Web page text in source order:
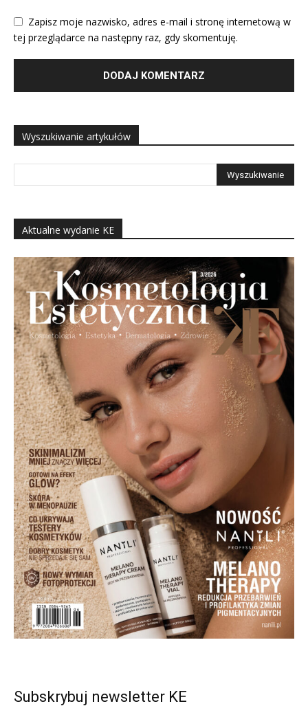
Zapisz moje nazwisko, adres e-mail i stronę internetową w
tej przeglądarce na następny raz, gdy skomentuję.
Wyszukiwanie artykułów
Aktualne wydanie KE
Subskrybuj newsletter KE